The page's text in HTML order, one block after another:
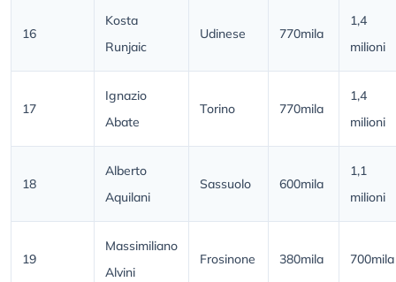
16
Kosta
Runjaic
Udinese 770mila
1,4
milioni
17
Ignazio
Abate
Torino 770mila
1,4
milioni
18
Alberto
Aquilani
Sassuolo 600mila
1,1
milioni
19
Massimiliano
Alvini
Frosinone 380mila 700mila